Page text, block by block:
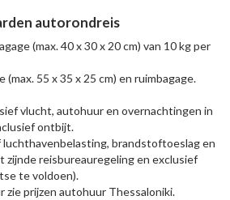
autorondreis
(max. 40 x 30 x 20 cm) van 10 kg per
(max. 55 x 35 x 25 cm) en ruimbagage.
vlucht, autohuur en overnachtingen in
ontbijt.
luchthavenbelasting, brandstoftoeslag en
zijnde reisbureauregeling en exclusief
te voldoen).
zie prijzen autohuur Thessaloniki.